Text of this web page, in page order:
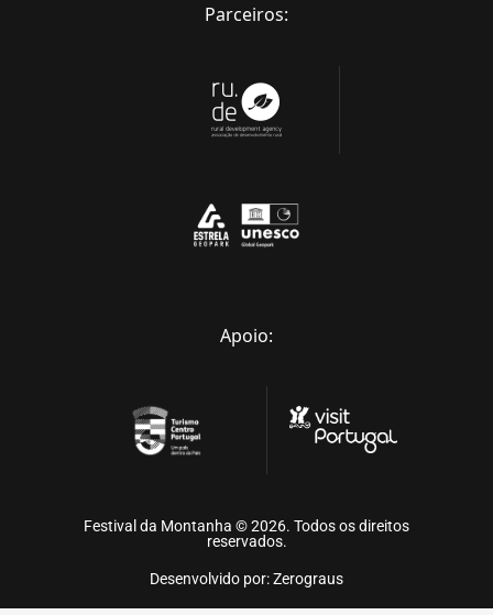
Parceiros:
Apoio:
Festival da Montanha © 2026. Todos os direitos
reservados.
Desenvolvido por: Zerograus